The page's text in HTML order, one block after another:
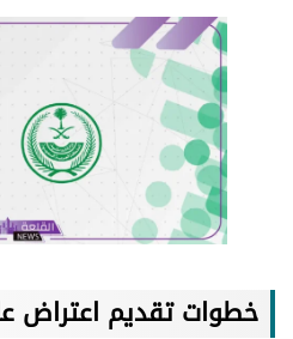
خطوات تقديم اعتراض